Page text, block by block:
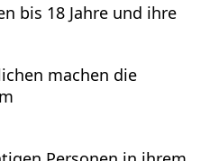
bis 18 Jahre und ihre
machen die